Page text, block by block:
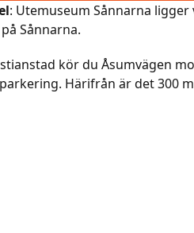
: Utemuseum Sånnarna
Sånnarna.
kör du Åsumvägen
Härifrån är det 300